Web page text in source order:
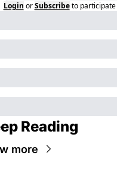
Login or Subscribe to participate
Reading
more